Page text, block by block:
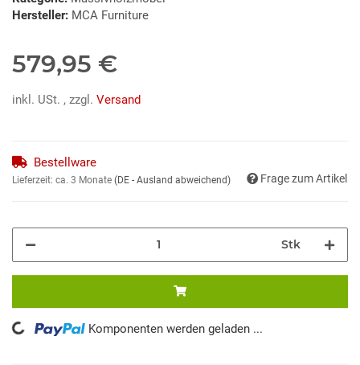
Hersteller: MCA Furniture
579,95 €
inkl. USt. , zzgl. Versand
Bestellware
Lieferzeit: ca. 3 Monate (DE - Ausland abweichend) Frage zum Artikel
Stk
Komponenten werden geladen ...